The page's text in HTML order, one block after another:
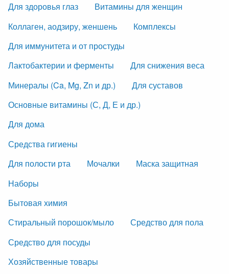
Для здоровья глаз
Витамины для женщин
Коллаген, аодзиру, женшень
Комплексы
Для иммунитета и от простуды
Лактобактерии и ферменты
Для снижения веса
Минералы (Ca, Mg, Zn и др.)
Для суставов
Основные витамины (С, Д, Е и др.)
Для дома
Средства гигиены
Для полости рта
Мочалки
Маска защитная
Наборы
Бытовая химия
Стиральный порошок/мыло
Средство для пола
Средство для посуды
Хозяйственные товары